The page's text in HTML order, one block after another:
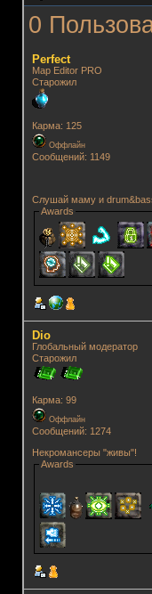
0
Perfect
Map Editor PRO
Старожил
Карма: 125
Оффлайн
Сообщений: 1149
Слушай маму и
Awards
Dio
Глобальный модератор
Старожил
Карма: 99
Оффлайн
Сообщений: 1274
Некромансеры "живы"!
Awards